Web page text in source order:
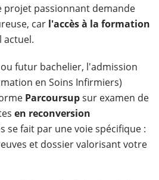
projet passionnant demande
car l'accès à la formation
actuel.
ou futur bachelier, l'admission
en Soins Infirmiers)
Parcoursupsur examen de
en reconversion
se fait par une voie spécifique :
et dossier valorisant votre